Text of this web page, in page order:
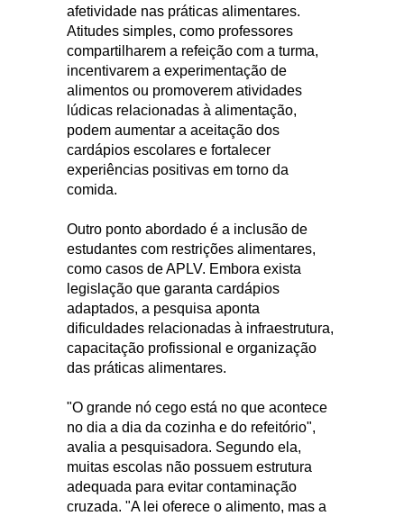
afetividade nas práticas alimentares.
Atitudes simples, como professores
compartilharem a refeição com a turma,
incentivarem a experimentação de
alimentos ou promoverem atividades
lúdicas relacionadas à alimentação,
podem aumentar a aceitação dos
cardápios escolares e fortalecer
experiências positivas em torno da
comida.
Outro ponto abordado é a inclusão de
estudantes com restrições alimentares,
como casos de APLV. Embora exista
legislação que garanta cardápios
adaptados, a pesquisa aponta
dificuldades relacionadas à infraestrutura,
capacitação profissional e organização
das práticas alimentares.
"O grande nó cego está no que acontece
no dia a dia da cozinha e do refeitório",
avalia a pesquisadora. Segundo ela,
muitas escolas não possuem estrutura
adequada para evitar contaminação
cruzada. "A lei oferece o alimento, mas a